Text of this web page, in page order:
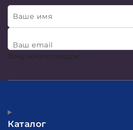
Ваше имя
Ваш email
Хочу много скидок!
Каталог